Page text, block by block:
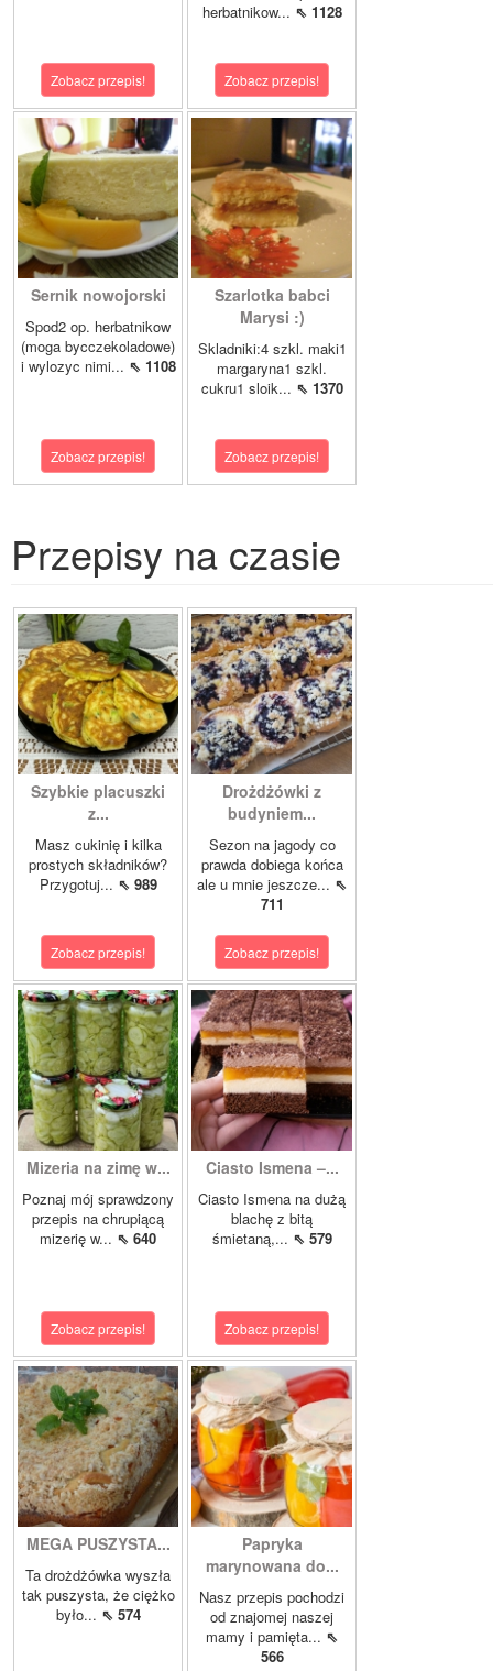
Zobacz przepis!
herbatnikow... ⇖ 1128
Zobacz przepis!
Sernik nowojorski
Spod2 op. herbatnikow
(moga bycczekoladowe)
i wylozyc nimi... ⇖ 1108
Zobacz przepis!
Szarlotka babci
Marysi :)
Skladniki:4 szkl. maki1
margaryna1 szkl.
cukru1 sloik... ⇖ 1370
Zobacz przepis!
Przepisy na czasie
Szybkie placuszki
z...
Masz cukinię i kilka
prostych składników?
Przygotuj... ⇖ 989
Zobacz przepis!
Drożdżówki z
budyniem...
Sezon na jagody co
prawda dobiega końca
ale u mnie jeszcze... ⇖
711
Zobacz przepis!
Mizeria na zimę w...
Poznaj mój sprawdzony
przepis na chrupiącą
mizerię w... ⇖ 640
Zobacz przepis!
Ciasto Ismena –...
Ciasto Ismena na dużą
blachę z bitą
śmietaną,... ⇖ 579
Zobacz przepis!
MEGA PUSZYSTA...
Ta drożdżówka wyszła
tak puszysta, że ciężko
było... ⇖ 574
Papryka
marynowana do...
Nasz przepis pochodzi
od znajomej naszej
mamy i pamięta... ⇖
566